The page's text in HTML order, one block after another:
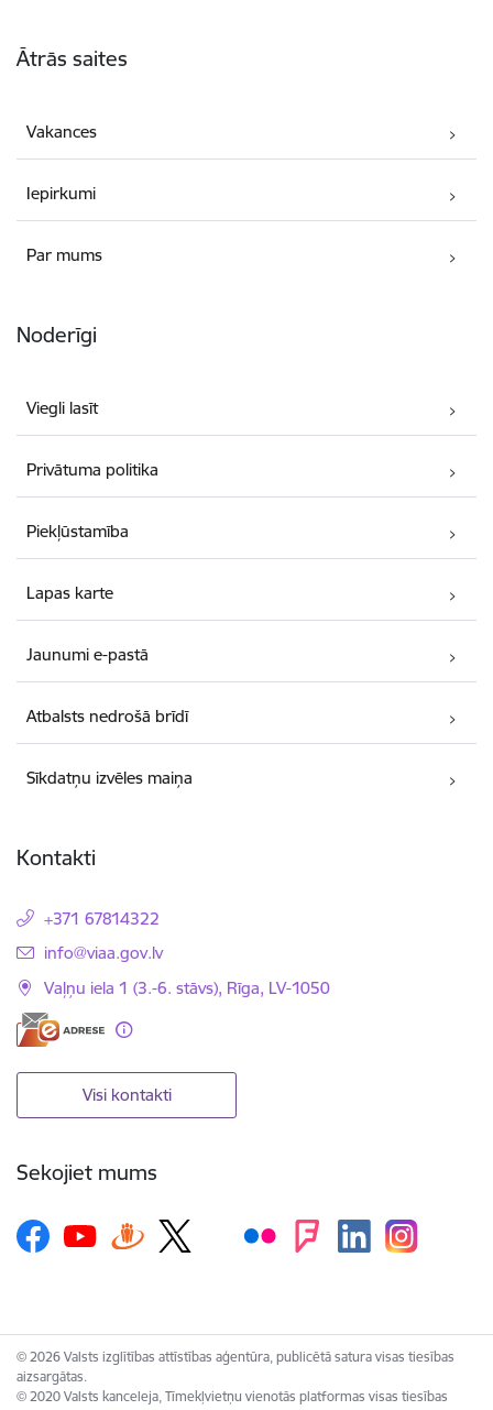
Ātrās saites
Vakances
Iepirkumi
Par mums
Noderīgi
Viegli lasīt
Privātuma politika
Piekļūstamība
Lapas karte
Jaunumi e-pastā
Atbalsts nedrošā brīdī
Sīkdatņu izvēles maiņa
Kontakti
+371 67814322
E-pasts:
info@viaa.gov.lv
Vaļņu iela 1 (3.-6. stāvs), Rīga, LV-1050
Visi kontakti
Sekojiet mums
© 2026 Valsts izglītības attīstības aģentūra, publicētā satura visas tiesības
aizsargātas.
© 2020 Valsts kanceleja, Tīmekļvietņu vienotās platformas visas tiesības